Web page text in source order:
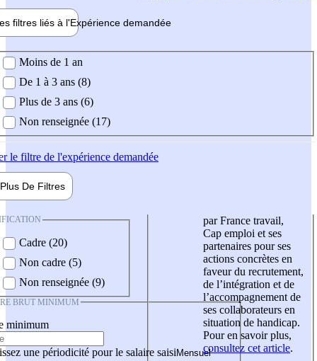
filtres liés à l'Expérience demandée
demandée
Moins de 1 an
De 1 à 3 ans (8)
Plus de 3 ans (6)
Non renseignée (17)
le filtre de l'expérience demandée
Plus De Filtres
Cadre (20)
Non cadre (5)
Non renseignée (9)
BRUT MINIMUM
minimum
une périodicité pour le salaire saisi
par France travail,
Cap emploi et ses
partenaires pour ses
actions concrètes en
faveur du recrutement,
de l’intégration et de
l’accompagnement de
ses collaborateurs en
situation de handicap.
Pour en savoir plus,
consultez cet article.